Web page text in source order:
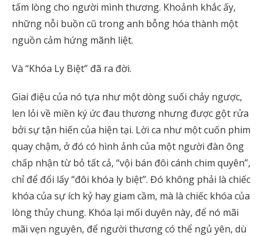
tấm lòng cho người mình thương. Khoảnh khắc ấy,
những nỗi buồn cũ trong anh bỗng hóa thành một
nguồn cảm hứng mãnh liệt.
Và “Khóa Ly Biệt” đã ra đời.
Giai điệu của nó tựa như một dòng suối chảy ngược,
len lỏi về miền ký ức đau thương nhưng được gột rửa
bởi sự tận hiến của hiện tại. Lời ca như một cuốn phim
quay chậm, ở đó có hình ảnh của một người đàn ông
chấp nhận từ bỏ tất cả, “vội bán đôi cánh chim quyên”,
chỉ để đổi lấy “đôi khóa ly biệt”. Đó không phải là chiếc
khóa của sự ích kỷ hay giam cầm, mà là chiếc khóa của
lòng thủy chung. Khóa lại mối duyên này, để nó mãi
mãi vẹn nguyên, để người thương có thể ngủ yên, dù